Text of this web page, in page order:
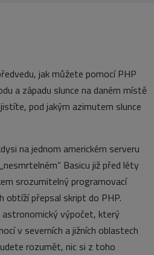
jak můžete pomocí PHP
a západu slunce na daném místě
pod jakým azimutem slunce
na jednom americkém serveru
Basicu již před léty
srozumitelný programovací
obtíží přepsal skript do PHP.
astronomický výpočet, který
v severních a jižních oblastech
rozumět, nic si z toho